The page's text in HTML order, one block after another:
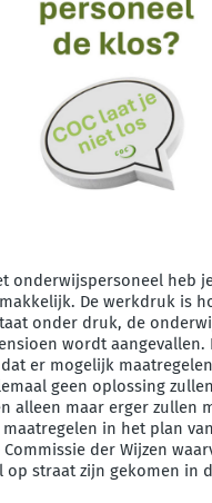
onderwijspersoneel heb
De werkdruk is
onder druk, de
wordt aangevallen.
er mogelijk
geen oplossing
alleen maar erger zullen
in het plan
der Wijzen
op straat zijn gekomen in